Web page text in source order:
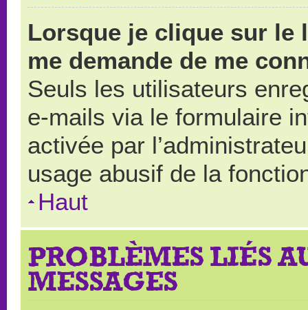
Lorsque je clique sur le
me demande de me
Seuls les utilisateurs
e-mails via le formulaire
activée par
usage abusif de la
Haut
PROBLÈMES LIÉS
MESSAGES